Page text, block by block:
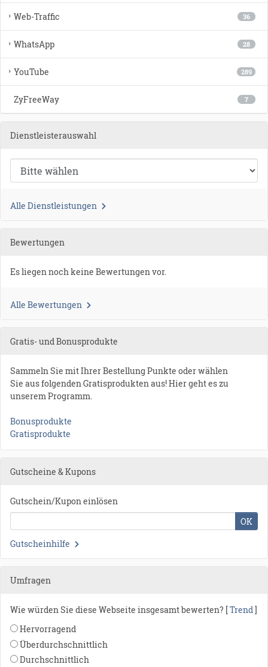
36
Web-Traffic
28
WhatsApp
289
YouTube
7
ZyFreeWay
Dienstleisterauswahl
Alle Dienstleistungen
Bewertungen
Es liegen noch keine Bewertungen vor.
Alle Bewertungen
Gratis- und Bonusprodukte
Sammeln Sie mit Ihrer Bestellung Punkte oder wählen
Sie aus folgenden Gratisprodukten aus! Hier geht es zu
unserem Programm.
Bonusprodukte
Gratisprodukte
Gutscheine & Kupons
Gutschein/Kupon einlösen
OK
Gutscheinhilfe
Umfragen
Wie würden Sie diese Webseite insgesamt bewerten? [Trend]
Hervorragend
Überdurchschnittlich
Durchschnittlich